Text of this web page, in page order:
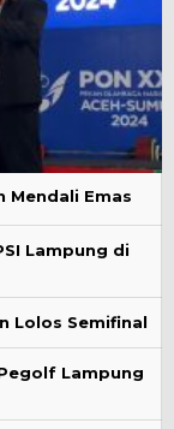
Mendali Emas
Lampung di
Lolos Semifinal
Lampung